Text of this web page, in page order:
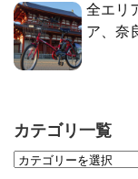
全エリ
ア、奈
カテゴリ一覧